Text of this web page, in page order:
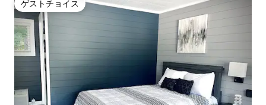
ゲストチョイス
ゲストチョイス